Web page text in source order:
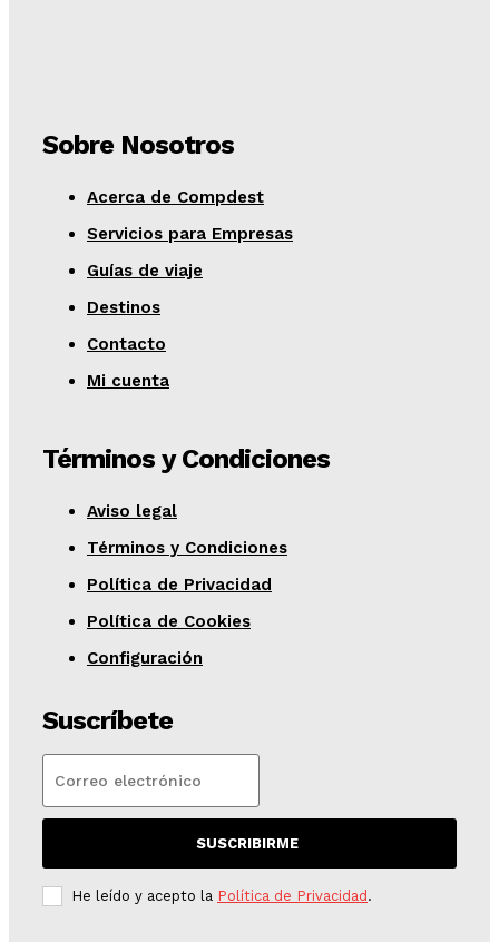
Sobre Nosotros
Acerca de Compdest
Servicios para Empresas
Guías de viaje
Destinos
Contacto
Mi cuenta
Términos y Condiciones
Aviso legal
Términos y Condiciones
Política de Privacidad
Política de Cookies
Configuración
Suscríbete
SUSCRIBIRME
He leído y acepto la Política de Privacidad .